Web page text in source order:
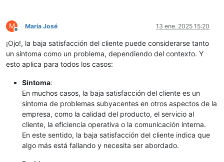
M
Desconectado
María José 13 ene. 2025 15:20
¡Ojo!, la baja satisfacción del cliente puede considerarse tanto
un síntoma como un problema, dependiendo del contexto. Y
esto aplica para todos los casos:
Síntoma:
En muchos casos, la baja satisfacción del cliente es un
síntoma de problemas subyacentes en otros aspectos de la
empresa, como la calidad del producto, el servicio al
cliente, la eficiencia operativa o la comunicación interna.
En este sentido, la baja satisfacción del cliente indica que
algo más está fallando y necesita ser abordado.